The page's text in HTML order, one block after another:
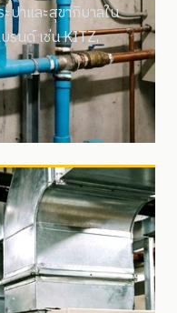
ปาและสุขาภิบาลใน
รนด์ เช่น KITZ,